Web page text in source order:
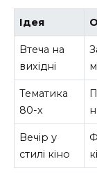
Ідея
Втеча на
вихідні
Тематика
80-х
Вечір у
стилі кіно